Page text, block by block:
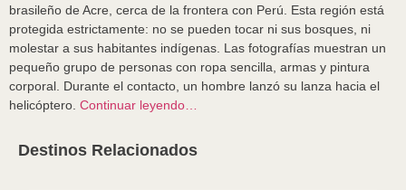
brasileño de Acre, cerca de la frontera con Perú. Esta región está
protegida estrictamente: no se pueden tocar ni sus bosques, ni
molestar a sus habitantes indígenas. Las fotografías muestran un
pequeño grupo de personas con ropa sencilla, armas y pintura
corporal. Durante el contacto, un hombre lanzó su lanza hacia el
helicóptero. Continuar leyendo…
Destinos Relacionados